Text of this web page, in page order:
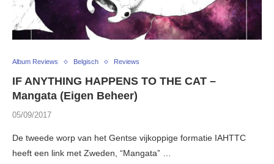
Album Reviews Belgisch Reviews
IF ANYTHING HAPPENS TO THE CAT –
Mangata (Eigen Beheer)
05/09/2017
De tweede worp van het Gentse vijkoppige formatie IAHTTC
heeft een link met Zweden, “Mangata” …